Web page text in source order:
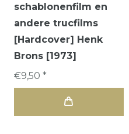
schablonenfilm en
andere trucfilms
[Hardcover] Henk
Brons [1973]
€9,50 *